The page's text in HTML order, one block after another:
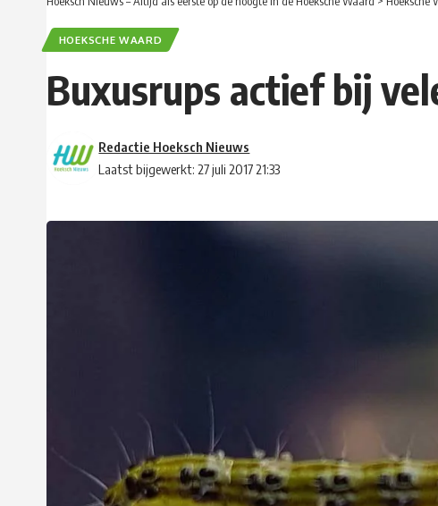
HOEKSCHE WAARD
Buxusrups actief bij
Laatst bijgewerkt: 27 juli 2017 21:33
Redactie Hoeksch Nieuws